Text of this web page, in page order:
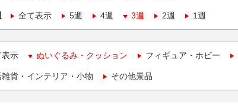
全て表示 5週 4週 3週 2週 1週
表示 ぬいぐるみ・クッション フィギュア・ホビー
貨・インテリア・小物 その他景品